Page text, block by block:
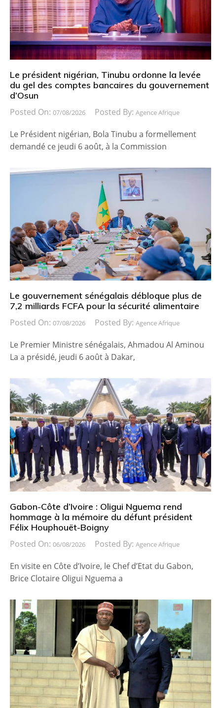
Le président nigérian, Tinubu ordonne la levée
du gel des comptes bancaires du gouvernement
d’Osun
Posted On: 07/08/2026 Posted By: Agence Afrique
Le Président nigérian, Bola Tinubu a formellement
demandé ce jeudi 6 août, à la Commission
Le gouvernement sénégalais débloque plus de
7,2 milliards FCFA pour la sécurité alimentaire
Posted On: 07/08/2026 Posted By: Agence Afrique
Le Premier Ministre sénégalais, Ahmadou Al Aminou
La a présidé, jeudi 6 août à Dakar,
Gabon-Côte d’Ivoire : Oligui Nguema rend
hommage à la mémoire du défunt président
Félix Houphouët-Boigny
Posted On: 06/08/2026 Posted By: Agence Afrique
En visite en Côte d’Ivoire, le Chef d’Etat du Gabon,
Brice Clotaire Oligui Nguema a